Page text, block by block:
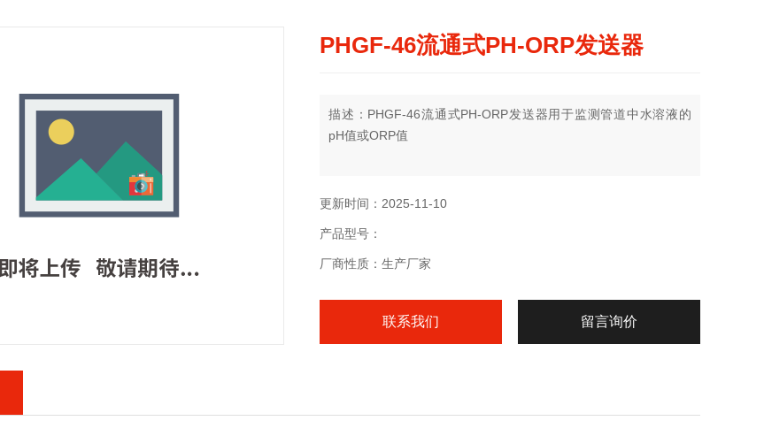
PHGF-46流通式PH-ORP发送器
描述：PHGF-46流通式PH-ORP发送器用于监测管道中水溶液的
pH值或ORP值
更新时间：2025-11-10
产品型号：
厂商性质：生产厂家
联系我们 留言询价